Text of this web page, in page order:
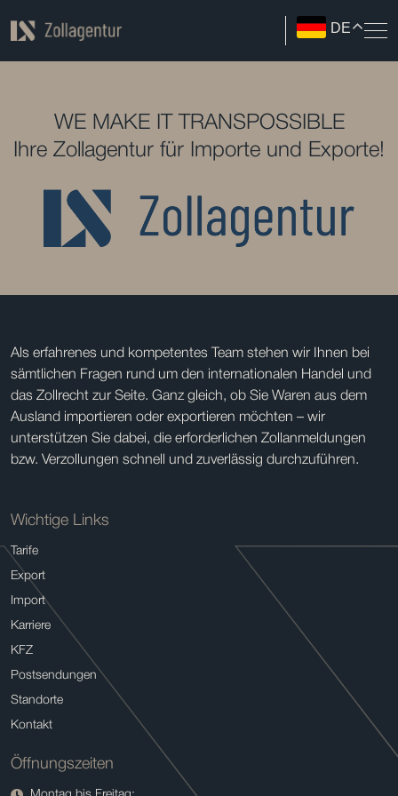
DE
WE MAKE IT TRANSPOSSIBLE
Ihre Zollagentur für Importe und Exporte!
Als erfahrenes und kompetentes Team stehen wir Ihnen bei
sämtlichen Fragen rund um den internationalen Handel und
das Zollrecht zur Seite. Ganz gleich, ob Sie Waren aus dem
Ausland importieren oder exportieren möchten – wir
unterstützen Sie dabei, die erforderlichen Zollanmeldungen
bzw. Verzollungen schnell und zuverlässig durchzuführen.
Wichtige Links
Tarife
Export
Import
Karriere
KFZ
Postsendungen
Standorte
Kontakt
Öffnungszeiten